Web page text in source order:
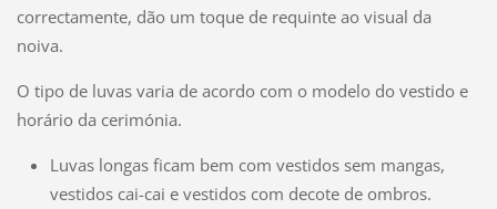
correctamente, dão um toque de requinte ao visual da
noiva.
O tipo de luvas varia de acordo com o modelo do vestido e
horário da cerimónia.
Luvas longas ficam bem com vestidos sem mangas,
vestidos cai-cai e vestidos com decote de ombros.